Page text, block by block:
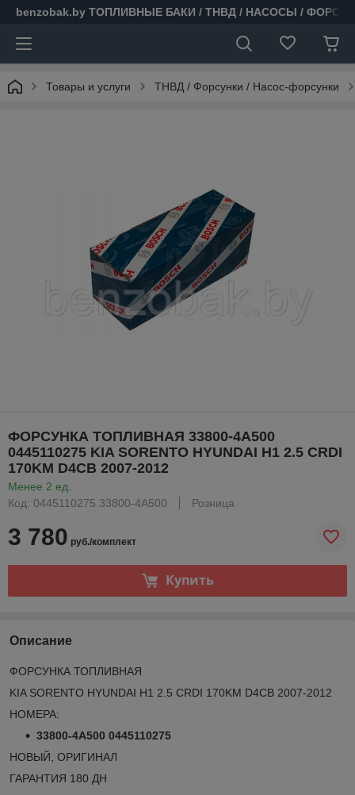
benzobak.by ТОПЛИВНЫЕ БАКИ / ТНВД / НАСОСЫ /
Товары и услуги ТНВД / Форсунки / Насос-форсунки
ФОРСУНКА ТОПЛИВНАЯ 33800-4A500
0445110275 KIA SORENTO HYUNDAI H1 2.5 CRDI
170KM D4CB 2007-2012
Менее 2 ед.
Код: 0445110275 33800-4A500
Розница
3 780 руб./комплект
Купить
Описание
ФОРСУНКА ТОПЛИВНАЯ
KIA SORENTO HYUNDAI H1 2.5 CRDI 170KM D4CB 2007-2012
НОМЕРА:
33800-4A500 0445110275
НОВЫЙ, ОРИГИНАЛ
ГАРАНТИЯ 180 ДН